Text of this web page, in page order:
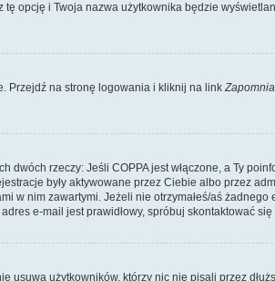
tę opcję i Twoja nazwa użytkownika będzie
Przejdź na stronę logowania i kliknij na link
rzeczy: Jeśli COPPA jest włączone, a Ty
były aktywowane przez Ciebie albo przez
w nim zawartymi. Jeżeli nie otrzymałeś/aś
e-mail jest prawidłowy, spróbuj skontaktować
użytkowników, którzy nic nie pisali przez